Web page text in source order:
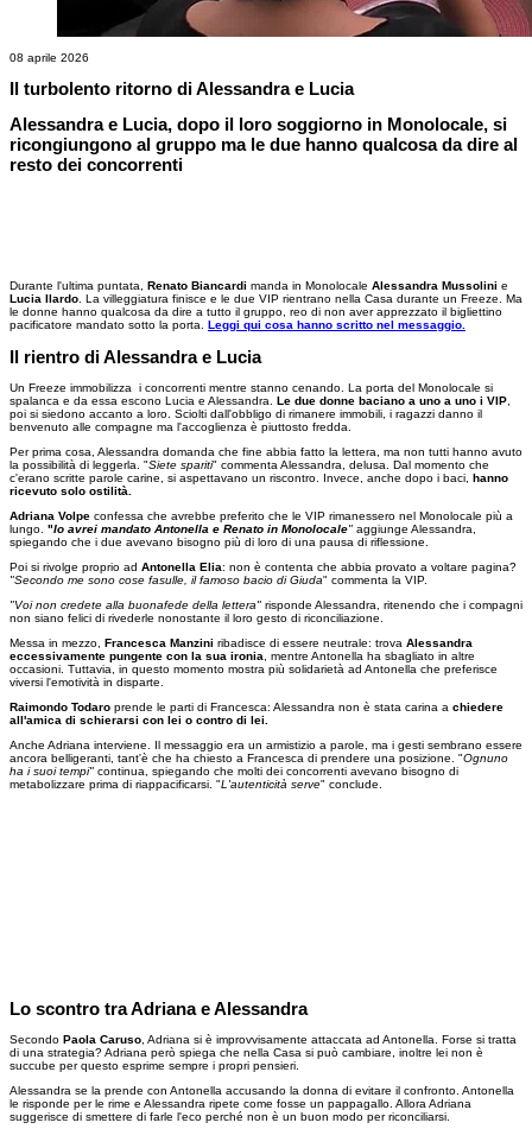
08 aprile 2026
Il turbolento ritorno di Alessandra e Lucia
Alessandra e Lucia, dopo il loro soggiorno in Monolocale, si
ricongiungono al gruppo ma le due hanno qualcosa da dire al
resto dei concorrenti
Durante l'ultima puntata, Renato Biancardi manda in Monolocale Alessandra Mussolini e
Lucia Ilardo. La villeggiatura finisce e le due VIP rientrano nella Casa durante un Freeze. Ma
le donne hanno qualcosa da dire a tutto il gruppo, reo di non aver apprezzato il bigliettino
pacificatore mandato sotto la porta. Leggi qui cosa hanno scritto nel messaggio.
Il rientro di Alessandra e Lucia
Un Freeze immobilizza i concorrenti mentre stanno cenando. La porta del Monolocale si
spalanca e da essa escono Lucia e Alessandra. Le due donne baciano a uno a uno i VIP
poi si siedono accanto a loro. Sciolti dall'obbligo di rimanere immobili, i ragazzi danno il
benvenuto alle compagne ma l'accoglienza è piuttosto fredda.
Per prima cosa, Alessandra domanda che fine abbia fatto la lettera, ma non tutti hanno avuto
la possibilità di leggerla. "Siete spariti" commenta Alessandra, delusa. Dal momento che
c'erano scritte parole carine, si aspettavano un riscontro. Invece, anche dopo i baci, hanno
ricevuto solo ostilità.
Adriana Volpe confessa che avrebbe preferito che le VIP rimanessero nel Monolocale più a
lungo. "Io avrei mandato Antonella e Renato in Monolocale" aggiunge Alessandra,
spiegando che i due avevano bisogno più di loro di una pausa di riflessione.
Poi si rivolge proprio ad Antonella Elia: non è contenta che abbia provato a voltare pagina?
"Secondo me sono cose fasulle, il famoso bacio di Giuda" commenta la VIP.
"Voi non credete alla buonafede della lettera" risponde Alessandra, ritenendo che i compagni
non siano felici di rivederle nonostante il loro gesto di riconciliazione.
Messa in mezzo, Francesca Manzini ribadisce di essere neutrale: trova Alessandra
eccessivamente pungente con la sua ironia , mentre Antonella ha sbagliato in altre
occasioni. Tuttavia, in questo momento mostra più solidarietà ad Antonella che preferisce
viversi l'emotività in disparte.
Raimondo Todaro prende le parti di Francesca: Alessandra non è stata carina a chiedere
all'amica di schierarsi con lei o contro di lei.
Anche Adriana interviene. Il messaggio era un armistizio a parole, ma i gesti sembrano essere
ancora belligeranti, tant'è che ha chiesto a Francesca di prendere una posizione. "Ognuno
ha i suoi tempi" continua, spiegando che molti dei concorrenti avevano bisogno di
metabolizzare prima di riappacificarsi. "L'autenticità serve" conclude.
Lo scontro tra Adriana e Alessandra
Secondo Paola Caruso , Adriana si è improvvisamente attaccata ad Antonella. Forse si tratta
di una strategia? Adriana però spiega che nella Casa si può cambiare, inoltre lei non è
succube per questo esprime sempre i propri pensieri.
Alessandra se la prende con Antonella accusando la donna di evitare il confronto. Antonella
le risponde per le rime e Alessandra ripete come fosse un pappagallo. Allora Adriana
suggerisce di smettere di farle l'eco perché non è un buon modo per riconciliarsi.